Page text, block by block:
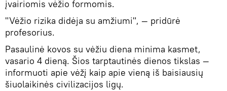
įvairiomis vėžio formomis.
"Vėžio rizika didėja su amžiumi", — pridūrė
profesorius.
Pasaulinė kovos su vėžiu diena minima kasmet,
vasario 4 dieną. Šios tarptautinės dienos tikslas —
informuoti apie vėžį kaip apie vieną iš baisiausių
šiuolaikinės civilizacijos ligų.